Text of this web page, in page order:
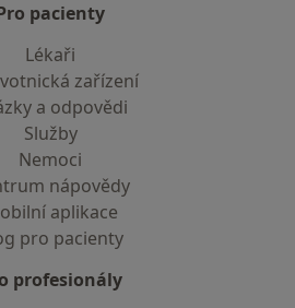
pacienty
Lékaři
zařízení
a odpovědi
Služby
Nemoci
nápovědy
aplikace
pro pacienty
profesionály